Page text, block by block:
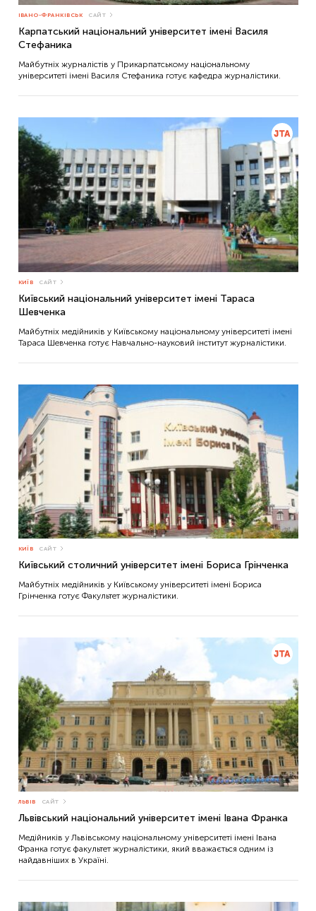
ІВАНО-ФРАНКІВСЬК САЙТ
Карпатський національний університет імені Василя
Стефаника
Майбутніх журналістів у Прикарпатському національному
університеті імені Василя Стефаника готує кафедра журналістики.
КИЇВ САЙТ
Київський національний університет імені Тараса
Шевченка
Майбутніх медійників у Київському національному університеті імені
Тараса Шевченка готує Навчально-науковий інститут журналістики.
КИЇВ САЙТ
Київський столичний університет імені Бориса Грінченка
Майбутніх медійників у Київському університеті імені Бориса
Грінченка готує Факультет журналістики.
ЛЬВІВ САЙТ
Львівський національний університет імені Івана Франка
Медійників у Львівському національному університеті імені Івана
Франка готує факультет журналістики, який вважається одним із
найдавніших в Україні.